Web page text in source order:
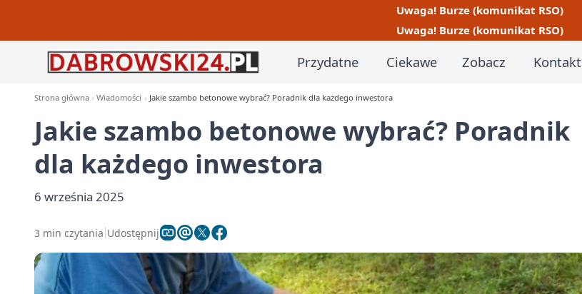
Uwaga! Burze (komunikat RSO)
Uwaga! Burze (komunikat RSO)
Przydatne Ciekawe Zobacz Kontakt
Strona główna Wiadomości Jakie szambo betonowe wybrać? Poradnik dla każdego inwestora
Jakie szambo betonowe wybrać? Poradnik
dla każdego inwestora
6 września 2025
3 min czytania Udostępnij